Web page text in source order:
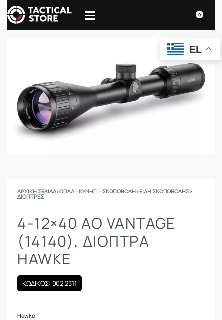
0
ΑΡΧΙΚΉ ΣΕΛΊΔΑ›ΟΠΛΑ - ΚΥΝΗΓΙ - ΣΚΟΠΟΒΟΛΗ›ΕΙΔΗ ΣΚΟΠΟΒΟΛΗΣ›
ΔΙΌΠΤΡΕΣ
4-12×40 AO VANTAGE
(14140), ΔΙΌΠΤΡΑ
HAWKE
ΚΩΔΙΚΟΣ: 002.2311
Hawke
EL